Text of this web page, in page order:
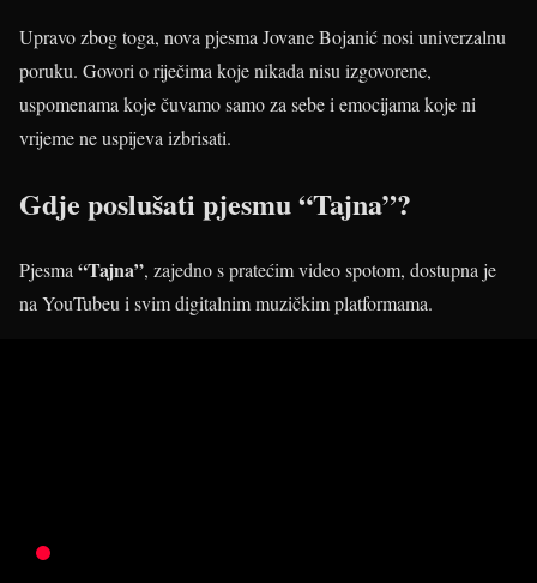
Upravo zbog toga, nova pjesma Jovane Bojanić nosi univerzalnu
poruku. Govori o riječima koje nikada nisu izgovorene,
uspomenama koje čuvamo samo za sebe i emocijama koje ni
vrijeme ne uspijeva izbrisati.
Gdje poslušati pjesmu “Tajna”?
Pjesma“Tajna”, zajedno s pratećim video spotom, dostupna je
na YouTubeu i svim digitalnim muzičkim platformama.